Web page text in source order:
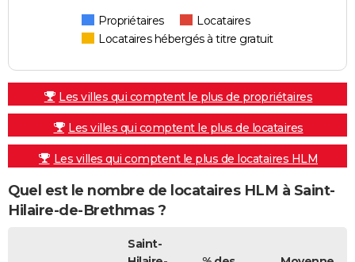
Propriétaires
Locataires
Locataires hébergés à titre gratuit
Les villes qui comptent le plus de propriétaires
Les villes qui comptent le plus de locataires
Les villes qui comptent le plus de locataires HLM
Quel est le nombre de locataires HLM à Saint-
Hilaire-de-Brethmas ?
Saint-